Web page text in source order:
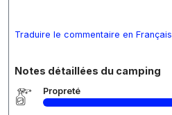
Traduire le commentaire en Français
Notes détaillées du camping
Propreté